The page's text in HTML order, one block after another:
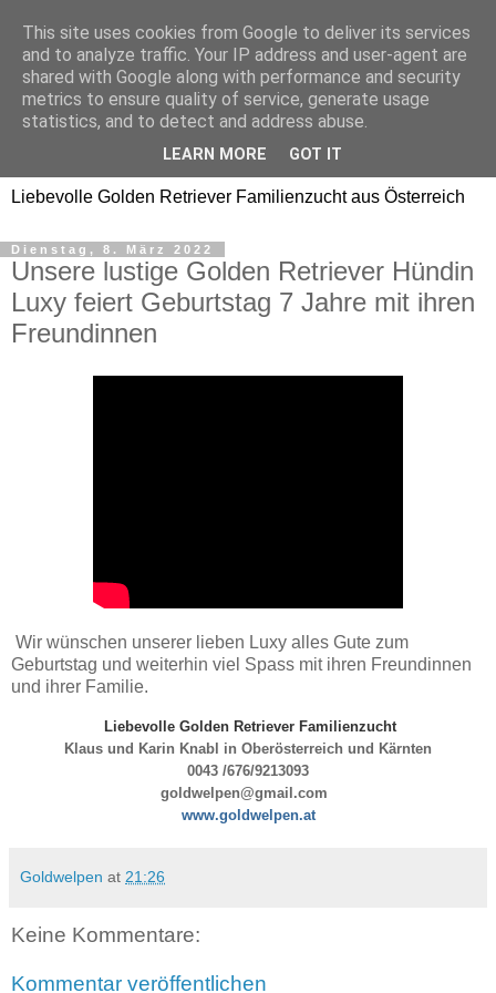
Golden Retriever Welpen
Familienzucht -
Goldwelpen
Liebevolle Golden Retriever Familienzucht aus Österreich
Dienstag, 8. März 2022
Unsere lustige Golden Retriever Hündin
Luxy feiert Geburtstag 7 Jahre mit ihren
Freundinnen
Wir wünschen unserer lieben Luxy alles Gute zum
Geburtstag und weiterhin viel Spass mit ihren Freundinnen
und ihrer Familie.
Liebevolle Golden Retriever Familienzucht
Klaus und Karin Knabl in Oberösterreich und Kärnten
0043 /676/9213093
goldwelpen@gmail.com
www.goldwelpen.at
Goldwelpen at 21:26
Keine Kommentare:
Kommentar veröffentlichen
This site uses cookies from Google to deliver its services
and to analyze traffic. Your IP address and user-agent are
shared with Google along with performance and security
metrics to ensure quality of service, generate usage
statistics, and to detect and address abuse.
LEARN MORE GOT IT